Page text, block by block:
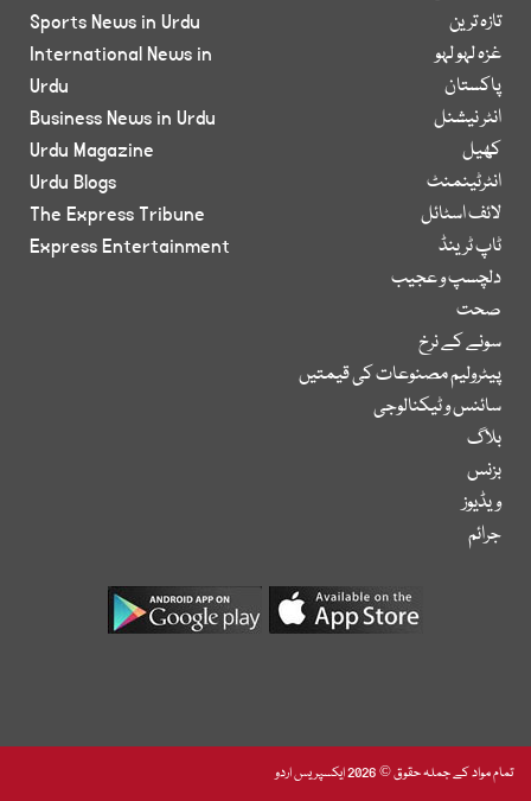
تازہ ترین
غزہ لہو لہو
پاکستان
انٹر نیشنل
کھیل
انٹرٹینمنٹ
لائف اسٹائل
ٹاپ ٹرینڈ
دلچسپ و عجیب
صحت
سونے کے نرخ
پیٹرولیم مصنوعات کی قیمتیں
سائنس و ٹیکنالوجی
بلاگ
بزنس
ویڈیوز
جرائم
Sports News in Urdu
International News in
Urdu
Business News in Urdu
Urdu Magazine
Urdu Blogs
The Express Tribune
Express Entertainment
تمام مواد کے جملہ حقوق © 2026 ایکسپریس اردو